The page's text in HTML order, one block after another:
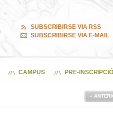
SUBSCRIBIRSE VIA RSS
SUBSCRIBIRSE VIA E-MAIL
CAMPUS PRE-
«